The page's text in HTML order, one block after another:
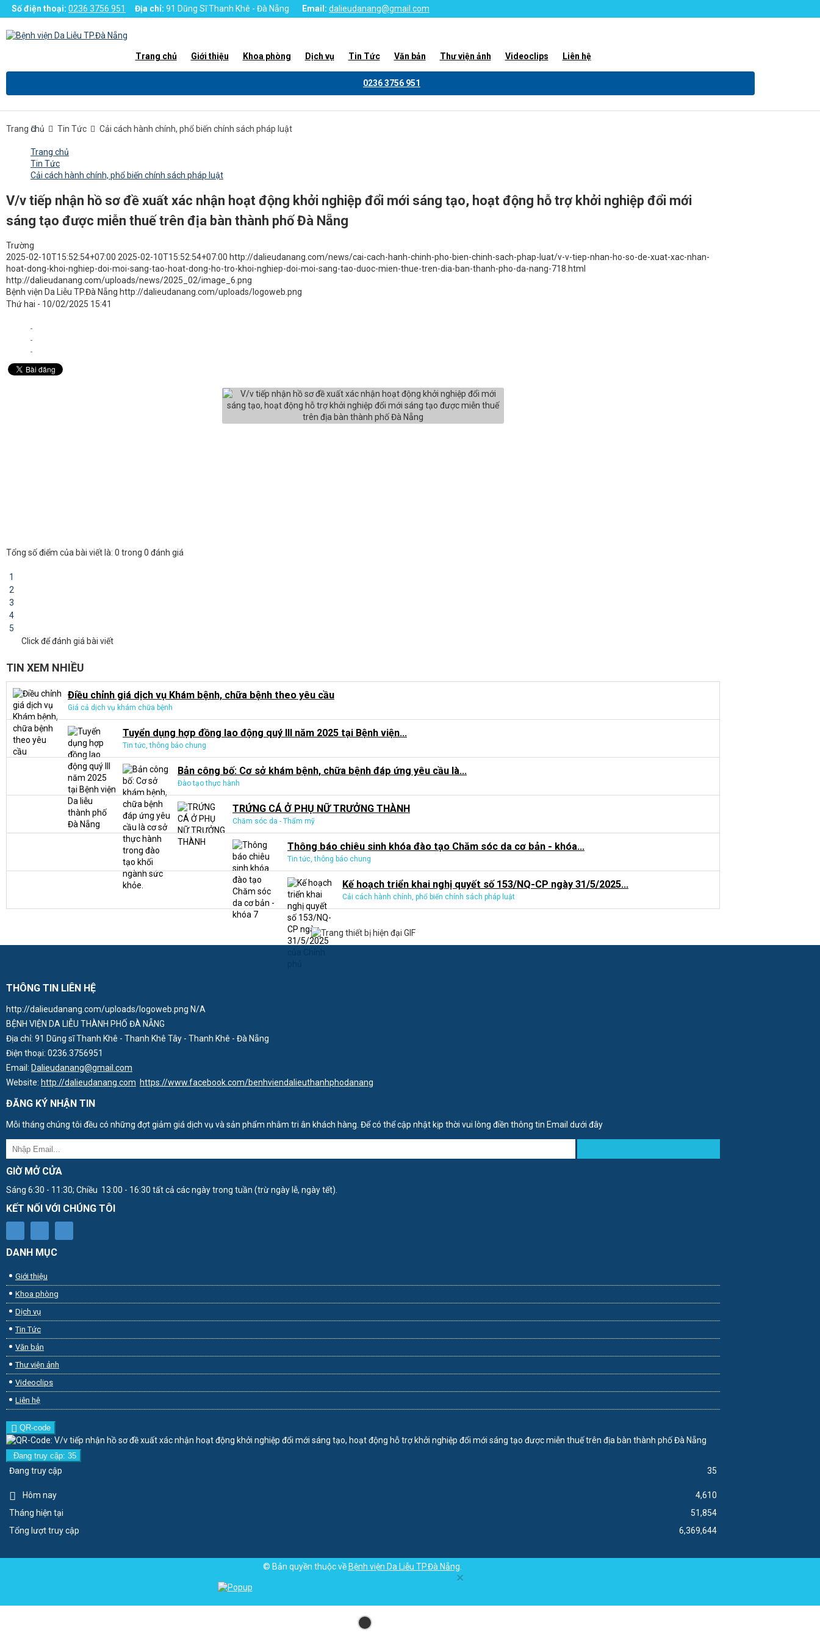
Số điện thoại: 0236 3756 951 Địa chỉ: 91 Dũng Sĩ Thanh Khê - Đà Nẵng Email: dalieudanang@gmail.com
Trang chủ Giới thiệu Khoa phòng Dịch vụ Tin Tức Văn bản Thư viện ảnh Videoclips Liên hệ
0236 3756 951
Trang chủ Tin Tức Cải cách hành chính, phổ biến chính sách pháp luật
Trang chủ
Tin Tức
Cải cách hành chính, phổ biến chính sách pháp luật
V/v tiếp nhận hồ sơ đề xuất xác nhận hoạt động khởi nghiệp đổi mới sáng tạo, hoạt động hỗ trợ khởi nghiệp đổi mới
sáng tạo được miễn thuế trên địa bàn thành phố Đà Nẵng
Trường
2025-02-10T15:52:54+07:00 2025-02-10T15:52:54+07:00 http://dalieudanang.com/news/cai-cach-hanh-chinh-pho-bien-chinh-sach-phap-luat/v-v-tiep-nhan-ho-so-de-xuat-xac-nhan-
hoat-dong-khoi-nghiep-doi-moi-sang-tao-hoat-dong-ho-tro-khoi-nghiep-doi-moi-sang-tao-duoc-mien-thue-tren-dia-ban-thanh-pho-da-nang-718.html
http://dalieudanang.com/uploads/news/2025_02/image_6.png
Bệnh viện Da Liễu TP.Đà Nẵng http://dalieudanang.com/uploads/logoweb.png
Thứ hai - 10/02/2025 15:41
Tổng số điểm của bài viết là: 0 trong 0 đánh giá
1
2
3
4
5
Click để đánh giá bài viết
TIN XEM NHIỀU
Điều chỉnh giá dịch vụ Khám bệnh, chữa bệnh theo yêu cầu
Giá cả dịch vụ khám chữa bệnh
Tuyển dụng hợp đồng lao động quý III năm 2025 tại Bệnh viện...
Tin tức, thông báo chung
Bản công bố: Cơ sở khám bệnh, chữa bệnh đáp ứng yêu cầu là...
Đào tạo thực hành
TRỨNG CÁ Ở PHỤ NỮ TRƯỞNG THÀNH
Chăm sóc da - Thẩm mỹ
Thông báo chiêu sinh khóa đào tạo Chăm sóc da cơ bản - khóa...
Tin tức, thông báo chung
Kế hoạch triển khai nghị quyết số 153/NQ-CP ngày 31/5/2025...
Cải cách hành chính, phổ biến chính sách pháp luật
THÔNG TIN LIÊN HỆ
http://dalieudanang.com/uploads/logoweb.png N/A
BỆNH VIỆN DA LIỄU THÀNH PHỐ ĐÀ NẴNG
Địa chỉ: 91 Dũng sĩ Thanh Khê - Thanh Khê Tây - Thanh Khê - Đà Nẵng
Điện thoại: 0236.3756951
Email: Dalieudanang@gmail.com
Website: http://dalieudanang.com https://www.facebook.com/benhviendalieuthanhphodanang
ĐĂNG KÝ NHẬN TIN
Mỗi tháng chúng tôi đều có những đợt giảm giá dịch vụ và sản phẩm nhằm tri ân khách hàng. Để có thể cập nhật kịp thời vui lòng điền thông tin Email dưới đây
GIỜ MỞ CỬA
Sáng 6:30 - 11:30; Chiều 13:00 - 16:30 tất cả các ngày trong tuần (trừ ngày lễ, ngày tết).
KẾT NỐI VỚI CHÚNG TÔI
DANH MỤC
Giới thiệu
Khoa phòng
Dịch vụ
Tin Tức
Văn bản
Thư viện ảnh
Videoclips
Liên hệ
QR-code
Đang truy cập: 35
Đang truy cập 35
Hôm nay
4,610
Tháng hiện tại
51,854
Tổng lượt truy cập
6,369,644
© Bản quyền thuộc về Bệnh viện Da Liễu TP.Đà Nẵng.
×